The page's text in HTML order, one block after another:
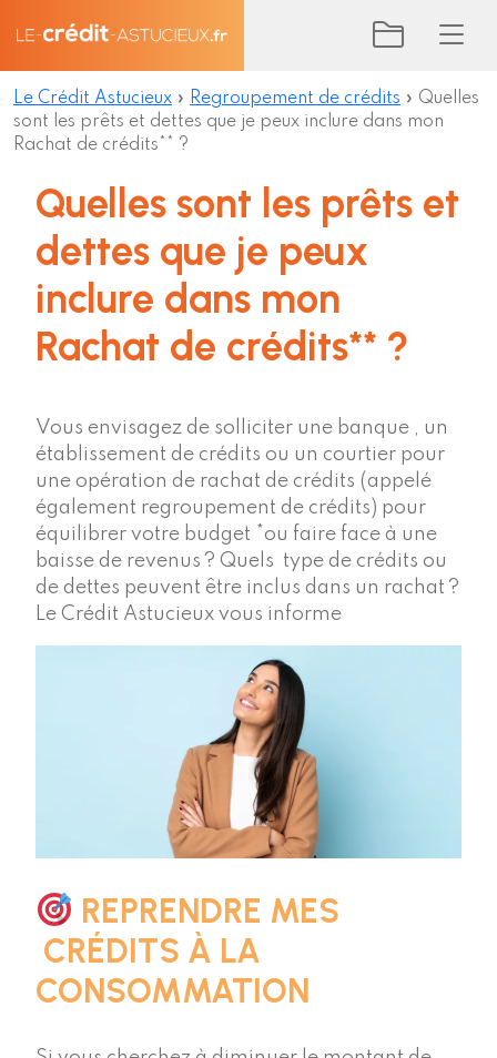
Le Crédit Astucieux » Regroupement de crédits » Quelles
sont les prêts et dettes que je peux inclure dans mon
Rachat de crédits** ?
Quelles sont les prêts et
dettes que je peux
inclure dans mon
Rachat de crédits** ?
Vous envisagez de solliciter une banque , un
établissement de crédits ou un courtier pour
une opération de rachat de crédits (appelé
également regroupement de crédits) pour
équilibrer votre budget *ou faire face à une
baisse de revenus ? Quels type de crédits ou
de dettes peuvent être inclus dans un rachat ?
Le Crédit Astucieux vous informe
REPRENDRE MES
CRÉDITS À LA
CONSOMMATION